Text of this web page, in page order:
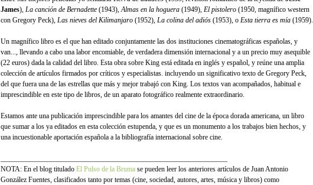
James), La canción de Bernadette (1943),Almas en la hoguera (1949), El pistolero (1950, magnífico western
con Gregory Peck), Las nieves del Kilimanjaro (1952), La colina del adiós (1953), o Esta tierra es mía (1959).
Un magnífico libro es el que han editado conjuntamente las dos instituciones cinematográficas españolas, y
van..., llevando a cabo una labor encomiable, de verdadera dimensión internacional y a un precio muy asequible
(22 euros) dada la calidad del libro. Esta obra sobre King está editada en inglés y español, y reúne una amplia
colección de artículos firmados por críticos y especialistas. incluyendo un significativo texto de Gregory Peck,
del que fuera una de las estrellas que más y mejor trabajó con King. Los textos van acompañados, habitual e
imprescindible en este tipo de libros, de un aparato fotográfico realmente extraordinario.
Estamos ante una publicación imprescindible para los amantes del cine de la época dorada americana, un libro
que sumar a los ya editados en esta colección estupenda, y que es un monumento a los trabajos bien hechos, y
una incuestionable aportación española a la bibliografía internacional sobre cine.
NOTA: En el blog titulado El Pulso de la Bruma se pueden leer los anteriores artículos de Juan Antonio
González Fuentes, clasificados tanto por temas (cine, sociedad, autores, artes, música y libros) como